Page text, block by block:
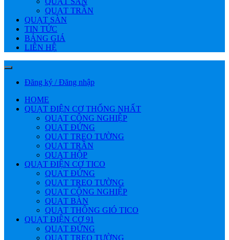
QUẠT TRẦN
QUẠT SÀN
TIN TỨC
BẢNG GIÁ
LIÊN HỆ
Đăng ký / Đăng nhập
HOME
QUẠT ĐIỆN CƠ THỐNG NHẤT
QUẠT CÔNG NGHIỆP
QUẠT ĐỨNG
QUẠT TREO TƯỜNG
QUẠT TRẦN
QUẠT HỘP
QUẠT ĐIỆN CƠ TICO
QUẠT ĐỨNG
QUẠT TREO TƯỜNG
QUẠT CÔNG NGHIỆP
QUẠT BÀN
QUẠT THÔNG GIÓ TICO
QUẠT ĐIỆN CƠ 91
QUẠT ĐỨNG
QUẠT TREO TƯỜNG